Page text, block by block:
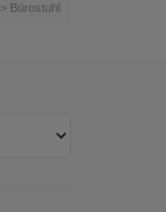
> Bürostuhl